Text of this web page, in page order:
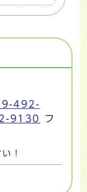
492-
9130
フ
！